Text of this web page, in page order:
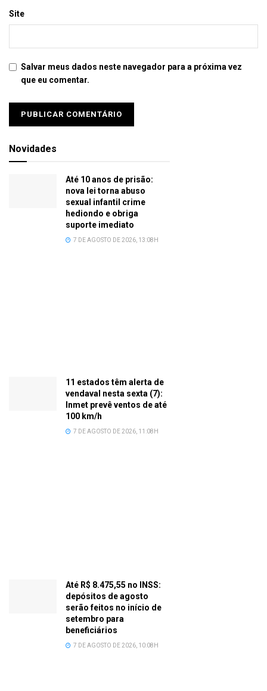
Site
Salvar meus dados neste navegador para a próxima vez
que eu comentar.
Novidades
Até 10 anos de prisão:
nova lei torna abuso
sexual infantil crime
hediondo e obriga
suporte imediato
7 DE AGOSTO DE 2026, 13:08H
11 estados têm alerta de
vendaval nesta sexta (7):
Inmet prevê ventos de até
100 km/h
7 DE AGOSTO DE 2026, 11:08H
Até R$ 8.475,55 no INSS:
depósitos de agosto
serão feitos no início de
setembro para
beneficiários
7 DE AGOSTO DE 2026, 10:08H